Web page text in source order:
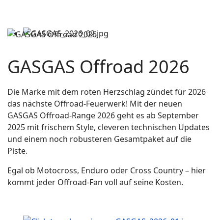
GASGAS Offroad 2026
Die Marke mit dem roten Herzschlag zündet für 2026
das nächste Offroad-Feuerwerk! Mit der neuen
GASGAS Offroad-Range 2026 geht es ab September
2025 mit frischem Style, cleveren technischen Updates
und einem noch robusteren Gesamtpaket auf die
Piste.
Egal ob Motocross, Enduro oder Cross Country – hier
kommt jeder Offroad-Fan voll auf seine Kosten.